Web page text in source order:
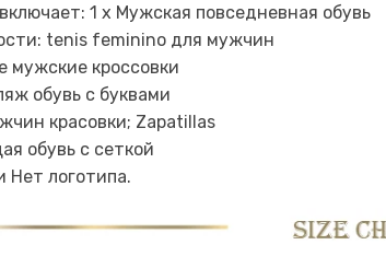
1 х Мужская повседневная обувь
tenis feminino для мужчин
мужские кроссовки
обувь с буквами
красовки; Zapatillas
обувь с сеткой
Нет логотипа.